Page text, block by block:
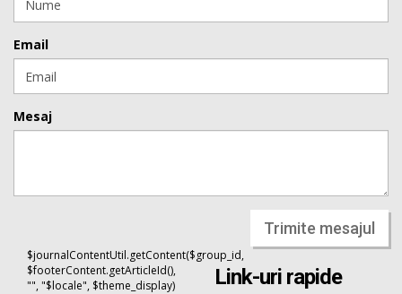
Email
Mesaj
Trimite mesajul
$journalContentUtil.getContent($group_id,
$footerContent.getArticleId(),
"", "$locale", $theme_display)
Link-uri rapide